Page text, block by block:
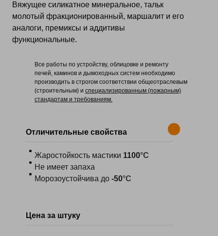
Все работы по устройству, облицовке и ремонту
печей, каминов и дымоходных систем необходимо
производить в строгом соответствии общеотраслевым
(строительным) и специализированным (пожарным)
стандартам и требованиям.
Вяжущее силикатное минеральное, тальк
молотый фракционированный, маршалит и его
аналоги, премиксы и аддитивы
функциональные.
Отличительные свойства
Цена за штуку
Жаростойкость мастики 1100°С
Не имеет запаха
Морозоустойчива до -50°С